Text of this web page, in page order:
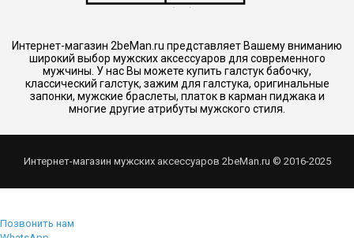
Интернет-магазин 2beMan.ru представляет Вашему вниманию
широкий выбор мужских аксессуаров для современного
мужчины. У нас Вы можете купить галстук бабочку,
классический галстук, зажим для галстука, оригинальные
запонки, мужские браслеты, платок в карман пиджака и
многие другие атрибуты мужского стиля.
Интернет-магазин мужских аксессуаров 2beMan.ru © 2016-2025
Позвонить нам